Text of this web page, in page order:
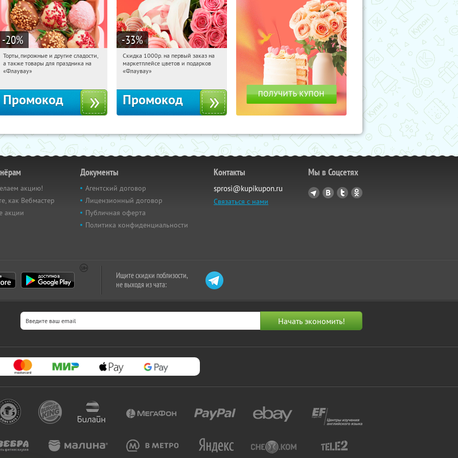
-20%
16:42:36 Получили:
Россия
Торты, пирожные и другие сладости,
а также товары для праздника на
«Флаувау»
Промокод
-33%
16:42:36 Получили:
Россия
Скидка 1000р. на первый заказ на
маркетплейсе цветов и подарков
«Флаувау»
Промокод
акцию!
как Вебмастер
акции
Документы
Агентский договор
Лицензионный договор
Публичная оферта
Политика конфиденциальности
Контакты
sprosi@kupikupon.ru
Связаться с нами
Мы в Соцсетях
Ищите скидки поблизости,
не выходя из чата: